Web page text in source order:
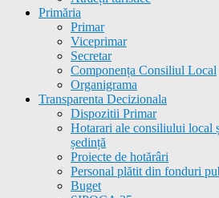
Primăria
Primar
Viceprimar
Secretar
Componența Consiliul Local
Organigrama
Transparenta Decizionala
Dispozitii Primar
Hotarari ale consiliului local
ședință
Proiecte de hotărâri
Personal plătit din fonduri
Buget